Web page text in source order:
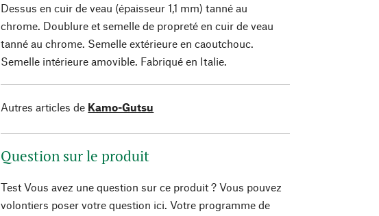
Dessus en cuir de veau (épaisseur 1,1 mm) tanné au
chrome. Doublure et semelle de propreté en cuir de veau
tanné au chrome. Semelle extérieure en caoutchouc.
Semelle intérieure amovible. Fabriqué en Italie.
Autres articles de Kamo-Gutsu
Question sur le produit
Test Vous avez une question sur ce produit ? Vous pouvez
volontiers poser votre question ici. Votre programme de